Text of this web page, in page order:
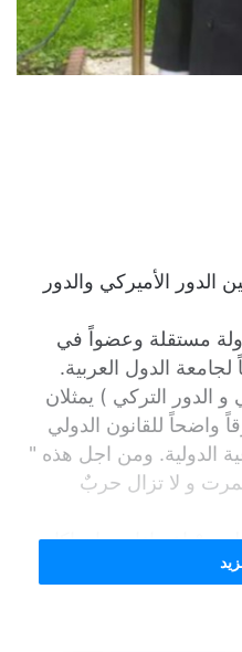
الدور الأميركي والدور
دولة مستقلة وعضواً في
الدول العربية.
و الدور التركي ) يمثلان
واضحاً للقانون الدولي
الدولية. ومن اجل هذه "
و لا تزال حربٌ
مِنْ اعتداءات وانتهاكات
وكلائهما او حلفائهما او